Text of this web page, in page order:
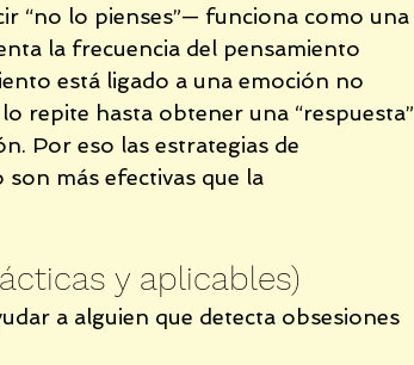
“no lo pienses”— funciona como una
la frecuencia del pensamiento
está ligado a una emoción no
repite hasta obtener una “respuesta”
Por eso las estrategias de
más efectivas que la
y aplicables)
a alguien que detecta obsesiones